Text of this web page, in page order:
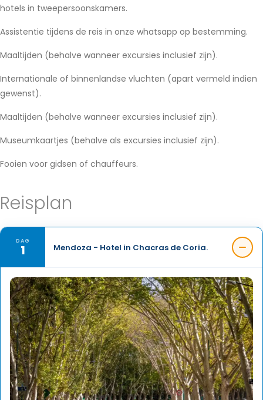
hotels in tweepersoonskamers.
Assistentie tijdens de reis in onze whatsapp op bestemming.
Maaltijden (behalve wanneer excursies inclusief zijn).
Internationale of binnenlandse vluchten (apart vermeld indien
gewenst).
Maaltijden (behalve wanneer excursies inclusief zijn).
Museumkaartjes (behalve als excursies inclusief zijn).
Fooien voor gidsen of chauffeurs.
Reisplan
DAG
1 Mendoza - Hotel in Chacras de Coria.